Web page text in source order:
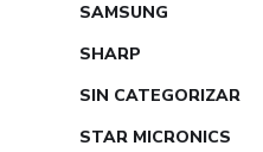
SAMSUNG
SHARP
SIN CATEGORIZAR
STAR MICRONICS